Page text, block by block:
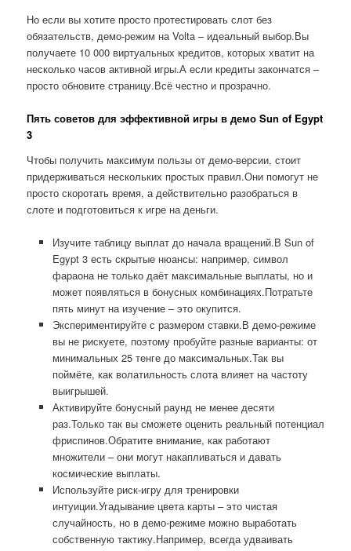
Но если вы хотите просто протестировать слот без
обязательств, демо-режим на Volta – идеальный выбор.Вы
получаете 10 000 виртуальных кредитов, которых хватит на
несколько часов активной игры.А если кредиты закончатся –
просто обновите страницу.Всё честно и прозрачно.
Пять советов для эффективной игры в демо Sun of Egypt
3
Чтобы получить максимум пользы от демо-версии, стоит
придерживаться нескольких простых правил.Они помогут не
просто скоротать время, а действительно разобраться в
слоте и подготовиться к игре на деньги.
Изучите таблицу выплат до начала вращений.В Sun of
Egypt 3 есть скрытые нюансы: например, символ
фараона не только даёт максимальные выплаты, но и
может появляться в бонусных комбинациях.Потратьте
пять минут на изучение – это окупится.
Экспериментируйте с размером ставки.В демо-режиме
вы не рискуете, поэтому пробуйте разные варианты: от
минимальных 25 тенге до максимальных.Так вы
поймёте, как волатильность слота влияет на частоту
выигрышей.
Активируйте бонусный раунд не менее десяти
раз.Только так вы сможете оценить реальный потенциал
фриспинов.Обратите внимание, как работают
множители – они могут накапливаться и давать
космические выплаты.
Используйте риск-игру для тренировки
интуиции.Угадывание цвета карты – это чистая
случайность, но в демо-режиме можно выработать
собственную тактику.Например, всегда удваивать